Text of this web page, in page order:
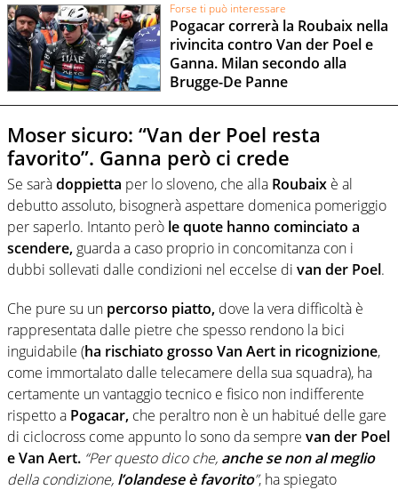
Forse ti può interessare
Pogacar correrà la Roubaix nella
rivincita contro Van der Poel e
Ganna. Milan secondo alla
Brugge-De Panne
Moser sicuro: “Van der Poel resta
favorito”. Ganna però ci crede
Se saràdoppietta per lo sloveno, che alla Roubaix è al
debutto assoluto, bisognerà aspettare domenica pomeriggio
per saperlo. Intanto però le quote hanno cominciato a
scendere, guarda a caso proprio in concomitanza con i
dubbi sollevati dalle condizioni nel eccelse di van der Poel.
Che pure su un percorso piatto, dove la vera difficoltà è
rappresentata dalle pietre che spesso rendono la bici
inguidabile (ha rischiato grosso Van Aert in ricognizione,
come immortalato dalle telecamere della sua squadra), ha
certamente un vantaggio tecnico e fisico non indifferente
rispetto a Pogacar, che peraltro non è un habitué delle gare
di ciclocross come appunto lo sono da sempre van der Poel
e Van Aert. “Per questo dico che, anche se non al meglio
della condizione, l’olandese è favorito”, ha spiegato